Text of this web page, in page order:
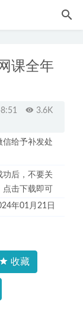
课全年
3.6K
信给予补发处
功后，不要关
击下载即可
年01月21日
收藏
料讲义+视频
频教程+讲义
寒春班 2023-10-
-听力/词汇/阅
学课程+讲义